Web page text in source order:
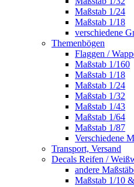
Maßstab 1/24
Maßstab 1/18
verschiedene
Themenbögen
Flaggen /
Maßstab 1/160
Maßstab 1/18
Maßstab 1/24
Maßstab 1/32
Maßstab 1/43
Maßstab 1/64
Maßstab 1/87
Verschiedene
Transport, Versand
Decals Reifen /
andere
Maßstab 1/10